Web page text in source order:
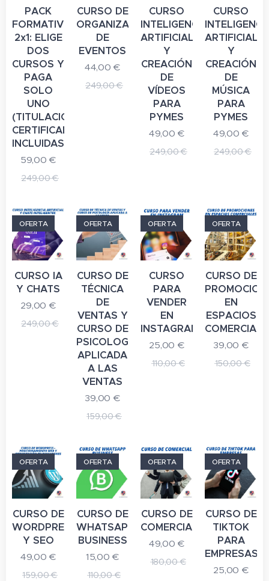
PACK
FORMATIVO
2x1: ELIGE
DOS
CURSOS Y
PAGA
SOLO
UNO
(TITULACIONES
CERTIFICADAS
INCLUIDAS)
59,00 €
249,00€
CURSO DE
ORGANIZADOR
DE
EVENTOS
44,00 €
249,00€
CURSO
INTELIGENCIA
ARTIFICIAL
Y
CREACIÓN
DE
VÍDEOS
PARA
PYMES
49,00 €
249,00€
CURSO
ARTIFICIAL
Y
CREACIÓN
DE
MÚSICA
PARA
PYMES
49,00 €
249,00€
CURSO IA
Y CHATS
OFERTA
29,00 €
249,00€
CURSO DE
TÉCNICA
DE
VENTAS Y
CURSO DE
PSICOLOGÍA
APLICADA
A LAS
VENTAS
OFERTA
39,00 €
159,00€
CURSO
PARA
VENDER
EN
INSTAGRAM
OFERTA
25,00 €
110,00€
CURSO DE
EN
ESPACIOS
OFERTA
39,00 €
150,00€
CURSO DE
WORDPRESS
Y SEO
OFERTA
49,00 €
159,00€
CURSO DE
WHATSAPP
BUSINESS
OFERTA
15,00 €
110,00€
CURSO DE
COMERCIAL
OFERTA
49,00 €
180,00€
CURSO DE
TIKTOK
PARA
EMPRESAS
OFERTA
25,00 €